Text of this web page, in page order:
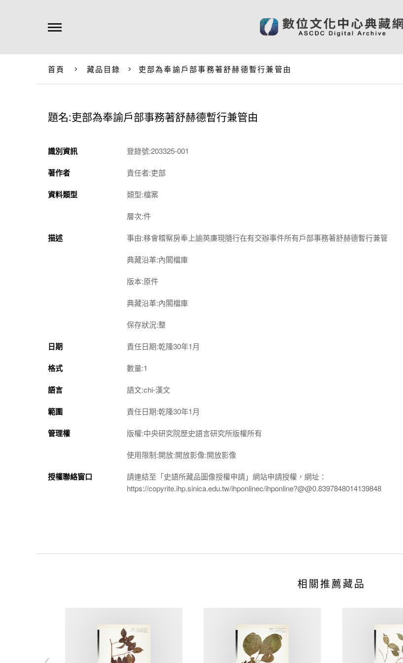
首頁 藏品目錄 吏部為奉諭戶部事務著舒赫德暫行兼管由
題名:吏部為奉諭戶部事務著舒赫德暫行兼管由
識別資訊 登錄號:203325-001
著作者 責任者:吏部
資料類型 類型:檔案
層次:件
描述 事由:移會稽察房奉上諭英廉現隨行在有交辦事件所有戶部事務著舒赫德暫行兼管
典藏沿革:內閣檔庫
版本:原件
典藏沿革:內閣檔庫
保存狀況:整
日期 責任日期:乾隆30年1月
格式 數量:1
語言 語文:chi-漢文
範圍 責任日期:乾隆30年1月
管理權 版權:中央研究院歷史語言研究所版權所有
使用限制:開放:開放影像:開放影像
授權聯絡窗口
請連結至「史語所藏品圖像授權申請」網站申請授權，網址：
https://copyrite.ihp.sinica.edu.tw/ihponlinec/ihponline?@@0.8397848014139848
相關推薦藏品